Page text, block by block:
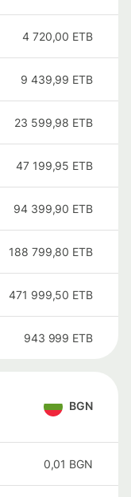
4 720,00 ETB
9 439,99 ETB
23 599,98 ETB
47 199,95 ETB
94 399,90 ETB
188 799,80 ETB
471 999,50 ETB
943 999 ETB
BGN
0,01 BGN